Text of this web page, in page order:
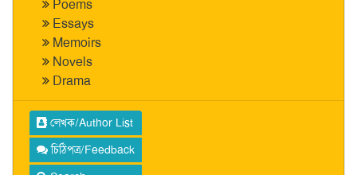
Poems
Essays
Memoirs
Novels
Drama
লেখক/Author List
চিঠিপত্র/Feedback